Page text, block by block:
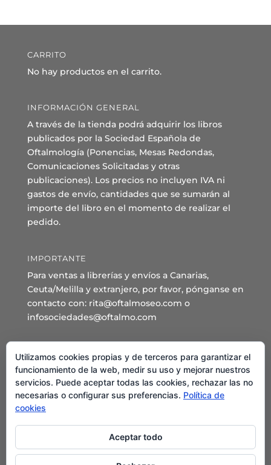
CARRITO
No hay productos en el carrito.
INFORMACIÓN GENERAL
A través de la tienda podrá adquirir los libros
publicados por la Sociedad Española de
Oftalmología (Ponencias, Mesas Redondas,
Comunicaciones Solicitadas y otras
publicaciones). Los precios no incluyen IVA ni
gastos de envío, cantidades que se sumarán al
importe del libro en el momento de realizar el
pedido.
IMPORTANTE
Para ventas a librerías y envíos a Canarias,
Ceuta/Melilla y extranjero, por favor, pónganse en
contacto con: rita@oftalmoseo.com o
infosociedades@oftalmo.com
Sede Administrativa y Secretaría General
C/ Arcipreste de Hita 14 – 1º Derecha.
28015 – Madrid
Teléfono: 91 544 80 35 - 91 544 58 79
Mail:
Utilizamos cookies propias y de terceros para garantizar el
funcionamiento de la web, medir su uso y mejorar nuestros
servicios. Puede aceptar todas las cookies, rechazar las no
necesarias o configurar sus preferencias. Política de
cookies
Aceptar todo